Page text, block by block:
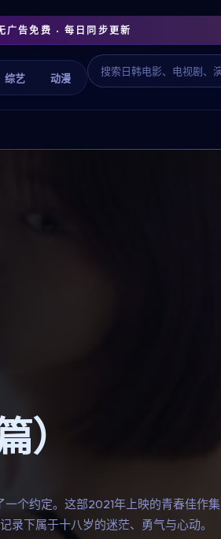
告免费 · 每日同步更新
综艺 动漫
）
个约定。这部2021年上映的青春佳作集
录下属于十八岁的迷茫、勇气与心动。